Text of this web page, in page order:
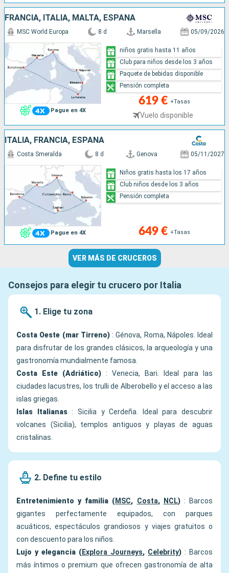
FRANCIA, ITALIA, MALTA, ESPAÑA
Pague en 4X
MSC World Europa 8 d Marsella 05/09/2026
619 € +Tasas
Vuelo disponible
niños gratis hasta 11 años
Club para niños desde los 3 años
Paquete de bebidas disponible
Pensión completa
ITALIA, FRANCIA, ESPAÑA
Pague en 4X
Costa Smeralda 8 d Genova 05/11/2027
649 € +Tasas
Niños gratis hasta los 17 años
Club niños desde los 3 años
Pensión completa
VER MÁS DE CRUCEROS
Consejos para elegir tu crucero por Italia
1. Elige tu zona
Costa Oeste (mar Tirreno): Génova, Roma, Nápoles. Ideal
para disfrutar de los grandes clásicos, la arqueología y una
gastronomía mundialmente famosa.
Costa Este (Adriático) : Venecia, Bari. Ideal para las
ciudades lacustres, los trulli de Alberobello y el acceso a las
islas griegas.
Islas Italianas: Sicilia y Cerdeña. Ideal para descubrir
volcanes (Sicilia), templos antiguos y playas de aguas
cristalinas.
2. Define tu estilo
Entretenimiento y familia (MSC, Costa, NCL): Barcos
gigantes perfectamente equipados, con parques
acuáticos, espectáculos grandiosos y viajes gratuitos o
con descuento para los niños.
Lujo y elegancia (Explora Journeys, Celebrity) : Barcos
más íntimos o premium que ofrecen gastronomía de alta